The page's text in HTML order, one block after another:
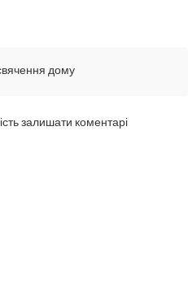
дому
залишати коментарі